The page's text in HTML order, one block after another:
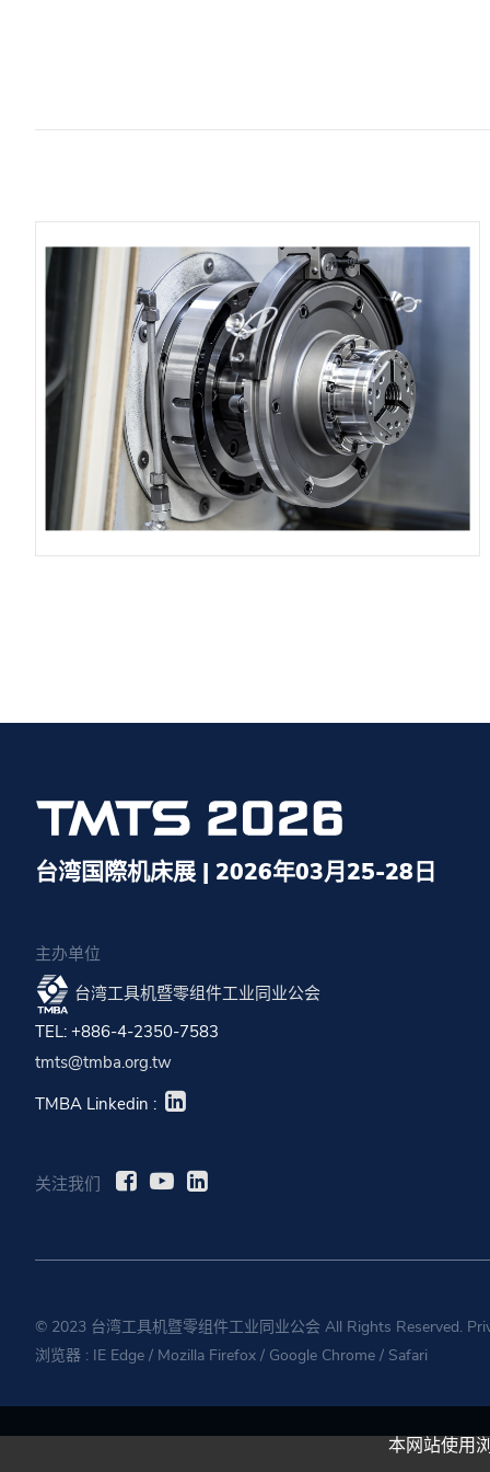
本网站使用
台湾国際机床展 | 2026年03月25-28日
主办单位
台湾工具机暨零组件工业同业公会
TEL: +886-4-2350-7583
tmts@tmba.org.tw
TMBA Linkedin :
关注我们
© 2023 台湾工具机暨零组件工业同业公会 All Rights Reserved.
浏览器 : IE Edge / Mozilla Firefox / Google Chrome / Safari